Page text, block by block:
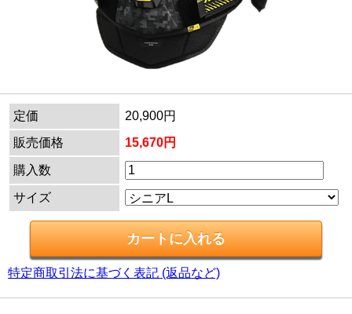
定価
20,900円
販売価格
15,670円
購入数
サイズ
特定商取引法に基づく表記 (返品など)